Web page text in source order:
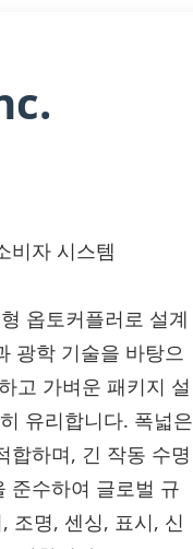
비자 시스템
옵토커플러로 설계
광학 기술을 바탕으
고 가벼운 패키지 설
유리합니다. 폭넓은
합하며, 긴 작동 수명
준수하여 글로벌 규
조명, 센싱, 표시, 신